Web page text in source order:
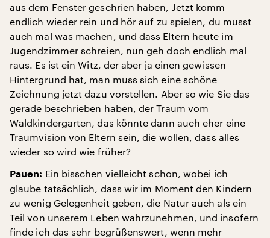
aus dem Fenster geschrien haben, Jetzt komm
endlich wieder rein und hör auf zu spielen, du musst
auch mal was machen, und dass Eltern heute im
Jugendzimmer schreien, nun geh doch endlich mal
raus. Es ist ein Witz, der aber ja einen gewissen
Hintergrund hat, man muss sich eine schöne
Zeichnung jetzt dazu vorstellen. Aber so wie Sie das
gerade beschrieben haben, der Traum vom
Waldkindergarten, das könnte dann auch eher eine
Traumvision von Eltern sein, die wollen, dass alles
wieder so wird wie früher?
Pauen: Ein bisschen vielleicht schon, wobei ich
glaube tatsächlich, dass wir im Moment den Kindern
zu wenig Gelegenheit geben, die Natur auch als ein
Teil von unserem Leben wahrzunehmen, und insofern
finde ich das sehr begrüßenswert, wenn mehr